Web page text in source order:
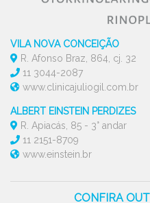
VILA NOVA CONCEIÇÃO
R. Afonso Braz, 864, cj. 32
11 3044-2087
www.clinicajuliogil.com.br
ALBERT EINSTEIN PERDIZES
R. Apiacás, 85 - 3° andar
11 2151-8709
www.einstein.br
CONFIRA